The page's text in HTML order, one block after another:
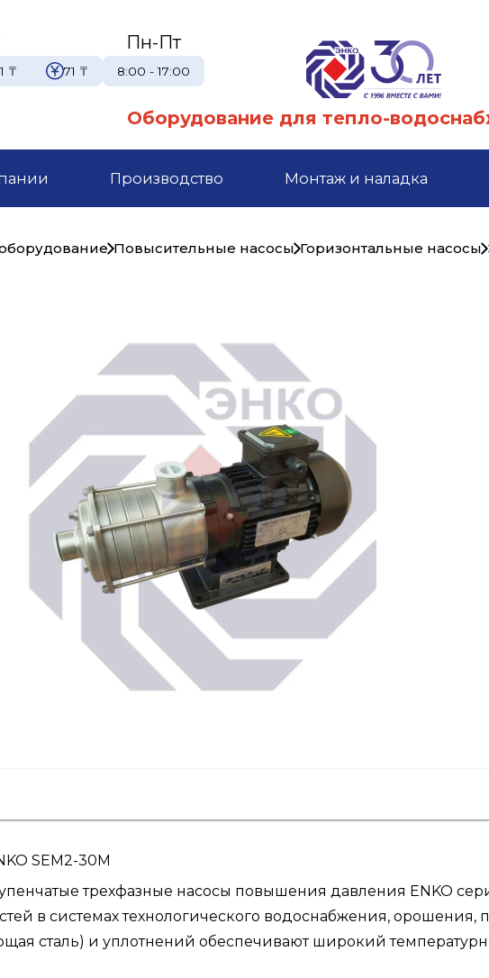
₸ 71 ₸
Пн-Пт
8:00 - 17:00
Оборудование для тепло-
Производство Монтаж и наладка
Повысительные насосы Горизонтальные насосы
SEM2-30M
трехфазные насосы повышения давления ENKO
в системах технологического водоснабжения,
сталь) и уплотнений обеспечивают широкий